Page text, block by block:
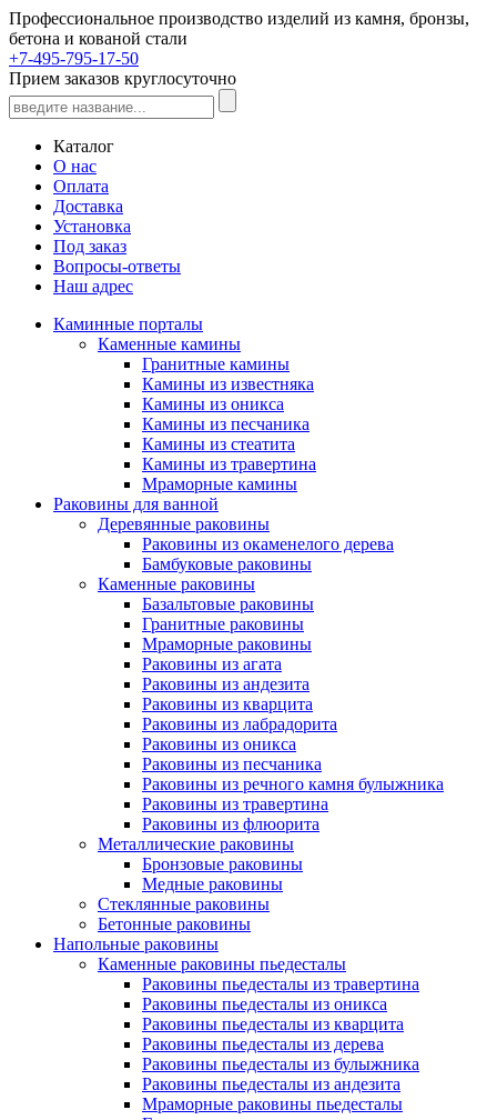
Профессиональное производство изделий из камня, бронзы,
бетона и кованой стали
+7-495-795-17-50
Прием заказов круглосуточно
Каталог
О нас
Оплата
Доставка
Установка
Под заказ
Вопросы-ответы
Наш адрес
Каминные порталы
Каменные камины
Гранитные камины
Камины из известняка
Камины из оникса
Камины из песчаника
Камины из стеатита
Камины из травертина
Мраморные камины
Раковины для ванной
Деревянные раковины
Раковины из окаменелого дерева
Бамбуковые раковины
Каменные раковины
Базальтовые раковины
Гранитные раковины
Мраморные раковины
Раковины из агата
Раковины из андезита
Раковины из кварцита
Раковины из лабрадорита
Раковины из оникса
Раковины из песчаника
Раковины из речного камня булыжника
Раковины из травертина
Раковины из флюорита
Металлические раковины
Бронзовые раковины
Медные раковины
Стеклянные раковины
Бетонные раковины
Напольные раковины
Каменные раковины пьедесталы
Раковины пьедесталы из травертина
Раковины пьедесталы из оникса
Раковины пьедесталы из кварцита
Раковины пьедесталы из дерева
Раковины пьедесталы из булыжника
Раковины пьедесталы из андезита
Мраморные раковины пьедесталы